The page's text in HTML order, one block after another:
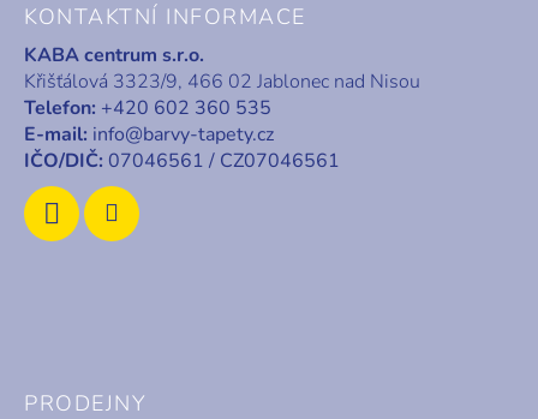
p
v
k
y
v
KONTAKTNÍ INFORMACE
KABA centrum s.r.o.
Křišťálová 3323/9, 466 02 Jablonec nad Nisou
Telefon: +420 602 360 535
E-mail: info@barvy-tapety.cz
IČO/DIČ: 07046561 / CZ07046561
PRODEJNY